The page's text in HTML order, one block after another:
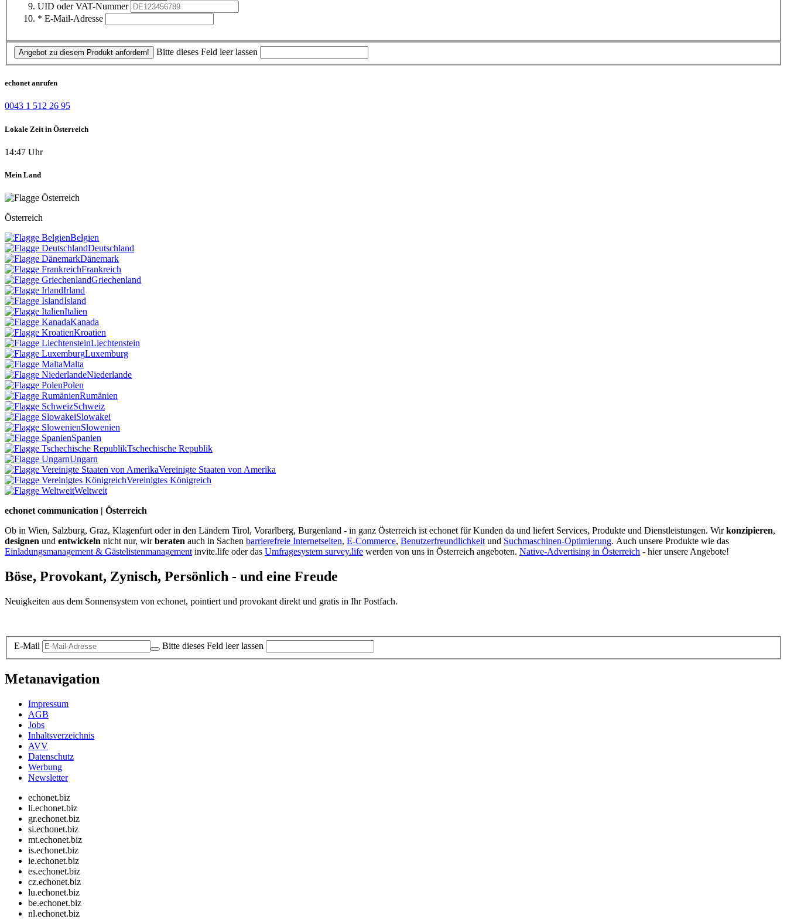
UID oder VAT-Nummer
* E-Mail-Adresse
Angebot zu diesem Produkt anfordern! Bitte dieses Feld leer lassen
echonet anrufen
0043 1 512 26 95
Lokale Zeit in Österreich
14:47 Uhr
Mein Land
Österreich
Belgien
Deutschland
Dänemark
Frankreich
Griechenland
Irland
Island
Italien
Kanada
Kroatien
Liechtenstein
Luxemburg
Malta
Niederlande
Polen
Rumänien
Schweiz
Slowakei
Slowenien
Spanien
Tschechische Republik
Ungarn
Vereinigte Staaten von Amerika
Vereinigtes Königreich
Weltweit
echonet communication | Österreich
Ob in Wien, Salzburg, Graz, Klagenfurt oder in den Ländern Tirol, Vorarlberg, Burgenland - in ganz Österreich ist echonet für Kunden da und liefert Services, Produkte und Dienstleistungen. Wirkonzipieren,
designen und entwickeln nicht nur, wirberaten auch in Sachen barrierefreie Internetseiten, E-Commerce, Benutzerfreundlichkeit und Suchmaschinen-Optimierung. Auch unsere Produkte wie das
Einladungsmanagement & Gästelistenmanagement invite.life oder das Umfragesystem survey.life werden von uns in Österreich angeboten. Native-Advertising in Österreich - hier unsere Angebote!
Böse, Provokant, Zynisch, Persönlich - und eine Freude
Neuigkeiten aus dem Sonnensystem von echonet, pointiert und provokant direkt und gratis in Ihr Postfach.
E-Mail Bitte dieses Feld leer lassen
Metanavigation
Impressum
AGB
Jobs
Inhaltsverzeichnis
AVV
Datenschutz
Werbung
Newsletter
echonet.biz
li.echonet.biz
gr.echonet.biz
si.echonet.biz
mt.echonet.biz
is.echonet.biz
ie.echonet.biz
es.echonet.biz
cz.echonet.biz
lu.echonet.biz
be.echonet.biz
nl.echonet.biz